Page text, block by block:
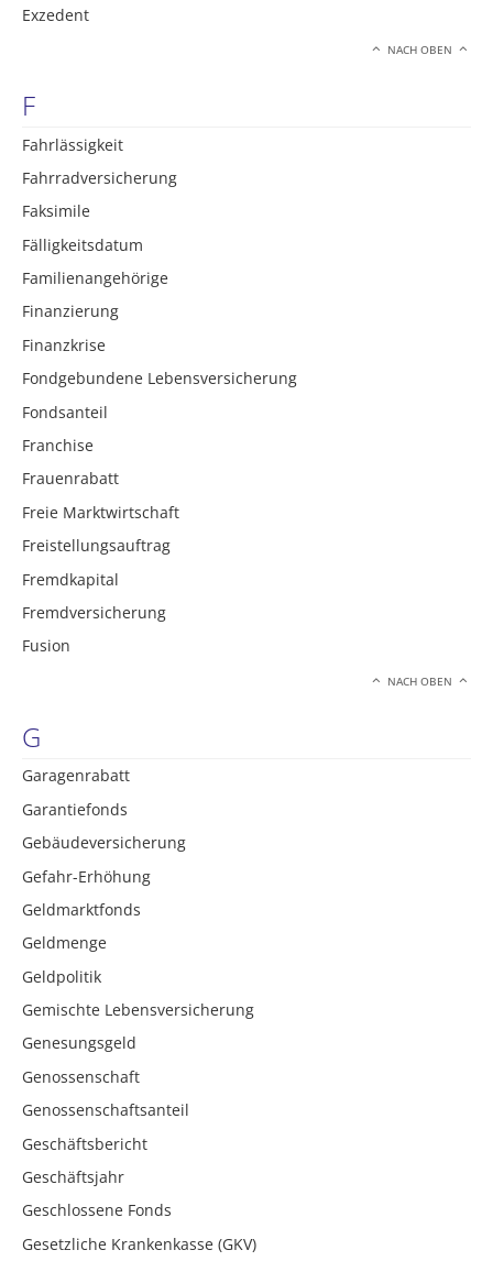
Exzedent
NACH OBEN
F
Fahrlässigkeit
Fahrradversicherung
Faksimile
Fälligkeitsdatum
Familienangehörige
Finanzierung
Finanzkrise
Fondgebundene Lebensversicherung
Fondsanteil
Franchise
Frauenrabatt
Freie Marktwirtschaft
Freistellungsauftrag
Fremdkapital
Fremdversicherung
Fusion
NACH OBEN
G
Garagenrabatt
Garantiefonds
Gebäudeversicherung
Gefahr-Erhöhung
Geldmarktfonds
Geldmenge
Geldpolitik
Gemischte Lebensversicherung
Genesungsgeld
Genossenschaft
Genossenschaftsanteil
Geschäftsbericht
Geschäftsjahr
Geschlossene Fonds
Gesetzliche Krankenkasse (GKV)